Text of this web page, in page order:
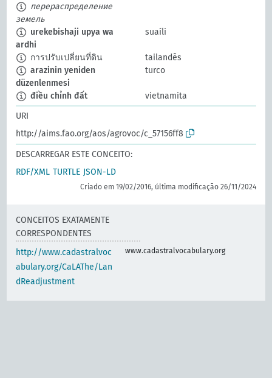
перераспределение
земель
urekebishaji upya wa
ardhi
suaíli
การปรับเปลี่ยนที่ดิน
tailandês
arazinin yeniden
düzenlenmesi
turco
điều chỉnh đất
vietnamita
URI
http://aims.fao.org/aos/agrovoc/c_57156ff8
DESCARREGAR ESTE CONCEITO:
RDF/XML TURTLE JSON-LD
Criado em 19/02/2016, última modificação 26/11/2024
CONCEITOS EXATAMENTE
CORRESPONDENTES
http://www.cadastralvoc
abulary.org/CaLAThe/Lan
dReadjustment
www.cadastralvocabulary.org